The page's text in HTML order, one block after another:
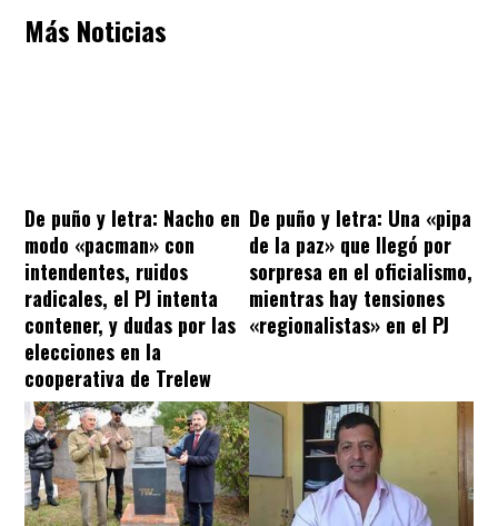
Más Noticias
De puño y letra: Nacho en
modo «pacman» con
intendentes, ruidos
radicales, el PJ intenta
contener, y dudas por las
elecciones en la
cooperativa de Trelew
De puño y letra: Una «pipa
de la paz» que llegó por
sorpresa en el oficialismo,
mientras hay tensiones
«regionalistas» en el PJ